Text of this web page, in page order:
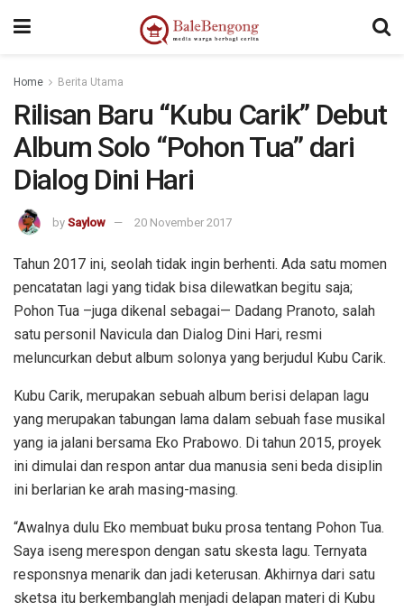
Home Berita Utama
Rilisan Baru “Kubu Carik” Debut
Album Solo “Pohon Tua” dari
Dialog Dini Hari
by Saylow 20 November 2017
Tahun 2017 ini, seolah tidak ingin berhenti. Ada satu momen
pencatatan lagi yang tidak bisa dilewatkan begitu saja;
Pohon Tua –juga dikenal sebagai— Dadang Pranoto, salah
satu personil Navicula dan Dialog Dini Hari, resmi
meluncurkan debut album solonya yang berjudul Kubu Carik.
Kubu Carik, merupakan sebuah album berisi delapan lagu
yang merupakan tabungan lama dalam sebuah fase musikal
yang ia jalani bersama Eko Prabowo. Di tahun 2015, proyek
ini dimulai dan respon antar dua manusia seni beda disiplin
ini berlarian ke arah masing-masing.
“Awalnya dulu Eko membuat buku prosa tentang Pohon Tua.
Saya iseng merespon dengan satu skesta lagu. Ternyata
responsnya menarik dan jadi keterusan. Akhirnya dari satu
sketsa itu berkembanglah menjadi delapan materi di Kubu